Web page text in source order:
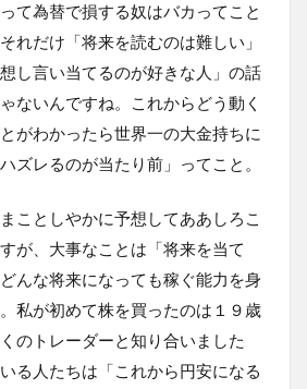
て為替で損する奴はバカってこと
れだけ「将来を読むのは難しい」
し言い当てるのが好きな人」の話
ないんですね。これからどう動く
がわかったら世界一の大金持ちに
ズレるのが当たり前」ってこと。
ことしやかに予想してああしろこ
が、大事なことは「将来を当て
んな将来になっても稼ぐ能力を身
私が初めて株を買ったのは１９歳
のトレーダーと知り合いました
る人たちは「これから円安になる